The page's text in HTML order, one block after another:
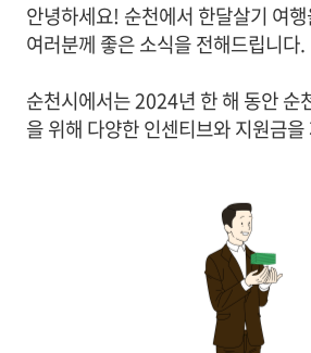
안녕하세요! 순천에서 한달살기 여
여러분께 좋은 소식을 전해드립니다.
순천시에서는 2024년 한 해 동안 순
을 위해 다양한 인센티브와 지원금